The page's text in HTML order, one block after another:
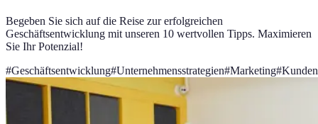
Begeben Sie sich auf die Reise zur erfolgreichen
Geschäftsentwicklung mit unseren 10 wertvollen Tipps. Maximieren
Sie Ihr Potenzial!
#Geschäftsentwicklung#Unternehmensstrategien#Marketing#